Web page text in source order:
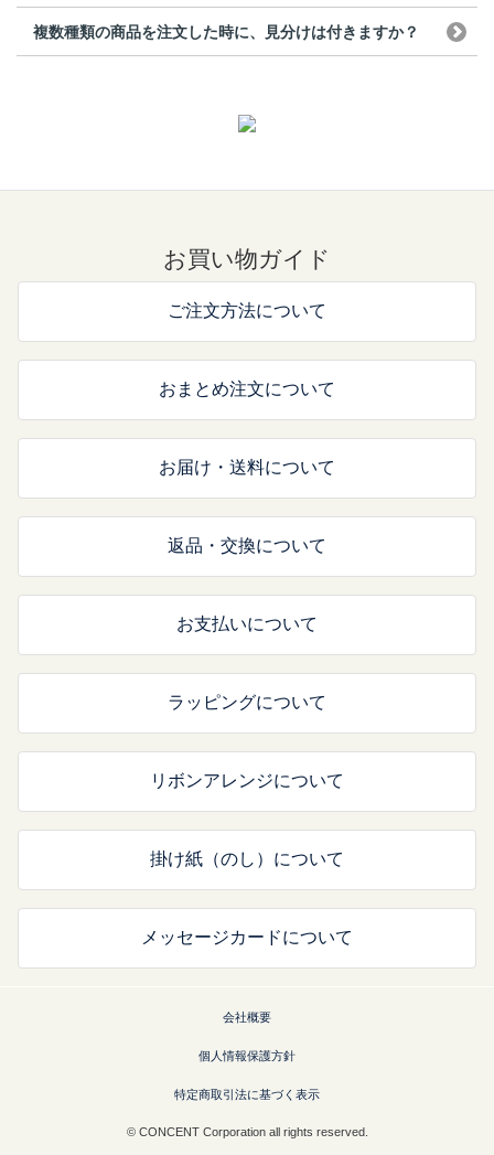
複数種類の商品を注文した時に、見分けは付きますか？
お買い物ガイド
ご注文方法について
おまとめ注文について
お届け・送料について
返品・交換について
お支払いについて
ラッピングについて
リボンアレンジについて
掛け紙（のし）について
メッセージカードについて
会社概要
個人情報保護方針
特定商取引法に基づく表示
© CONCENT Corporation all rights reserved.